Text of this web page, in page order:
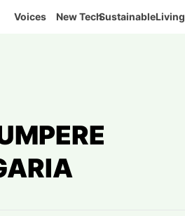
Voices New TechSustainableLiving